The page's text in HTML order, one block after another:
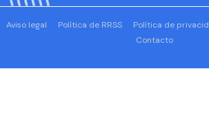
Aviso legal Política de RRSS Política de
Contacto